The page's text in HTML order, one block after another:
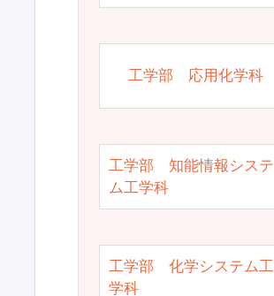
工学部 応用化学科
工学部 知能情報システ
ム工学科
工学部 化学システム工
学科